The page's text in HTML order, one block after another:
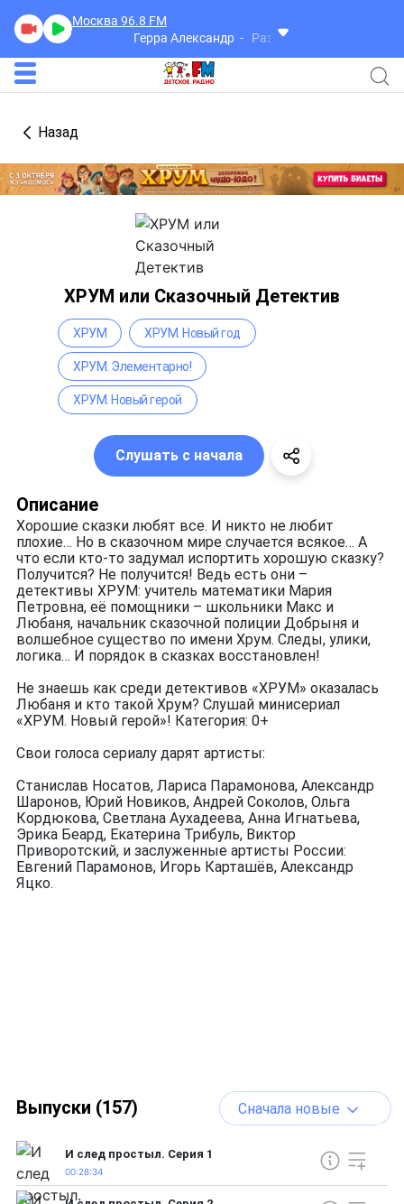
Москва 96.8 FM
Герра Александр
Разговоры
Назад
ХРУМ или Сказочный Детектив
Описание
Хорошие сказки любят все. И никто не любит
плохие… Но в сказочном мире случается всякое… А
что если кто-то задумал испортить хорошую сказку?
Получится? Не получится! Ведь есть они –
детективы ХРУМ: учитель математики Мария
Петровна, её помощники – школьники Макс и
Любаня, начальник сказочной полиции Добрыня и
волшебное существо по имени Хрум. Следы, улики,
логика… И порядок в сказках восстановлен!
Не знаешь как среди детективов «ХРУМ» оказалась
Любаня и кто такой Хрум? Слушай минисериал
«ХРУМ. Новый герой»! Категория: 0+
Свои голоса сериалу дарят артисты:
Станислав Носатов, Лариса Парамонова, Александр
Шаронов, Юрий Новиков, Андрей Соколов, Ольга
Кордюкова, Светлана Аухадеева, Анна Игнатьева,
Эрика Беард, Екатерина Трибуль, Виктор
Приворотский, и заслуженные артисты России:
Евгений Парамонов, Игорь Карташёв, Александр
Яцко.
ХРУМ ХРУМ. Новый год
ХРУМ. Элементарно!
ХРУМ. Новый герой
Слушать с начала
Выпуски (157) Сначала новые
И след простыл. Серия 1
00:28:34